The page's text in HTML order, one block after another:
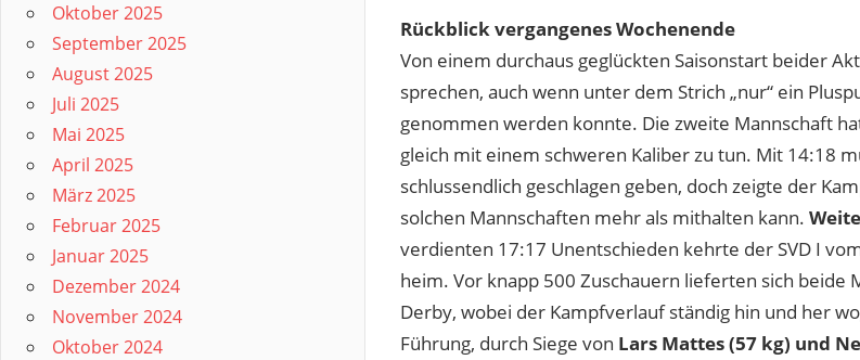
Rückblick vergangenes Wochenende
Von einem durchaus geglückten Saisonstart beider
sprechen, auch wenn unter dem Strich „nur“ ein
genommen werden konnte. Die zweite Mannschaft
gleich mit einem schweren Kaliber zu tun. Mit 14:18
schlussendlich geschlagen geben, doch zeigte der
solchen Mannschaften mehr als mithalten kann.
verdienten 17:17 Unentschieden kehrte der SVD I
heim. Vor knapp 500 Zuschauern lieferten sich beide
Derby, wobei der Kampfverlauf ständig hin und her
Führung, durch Siege von Lars Mattes (57 kg) und
Oktober 2025
September 2025
August 2025
Juli 2025
Mai 2025
April 2025
März 2025
Februar 2025
Januar 2025
Dezember 2024
November 2024
Oktober 2024